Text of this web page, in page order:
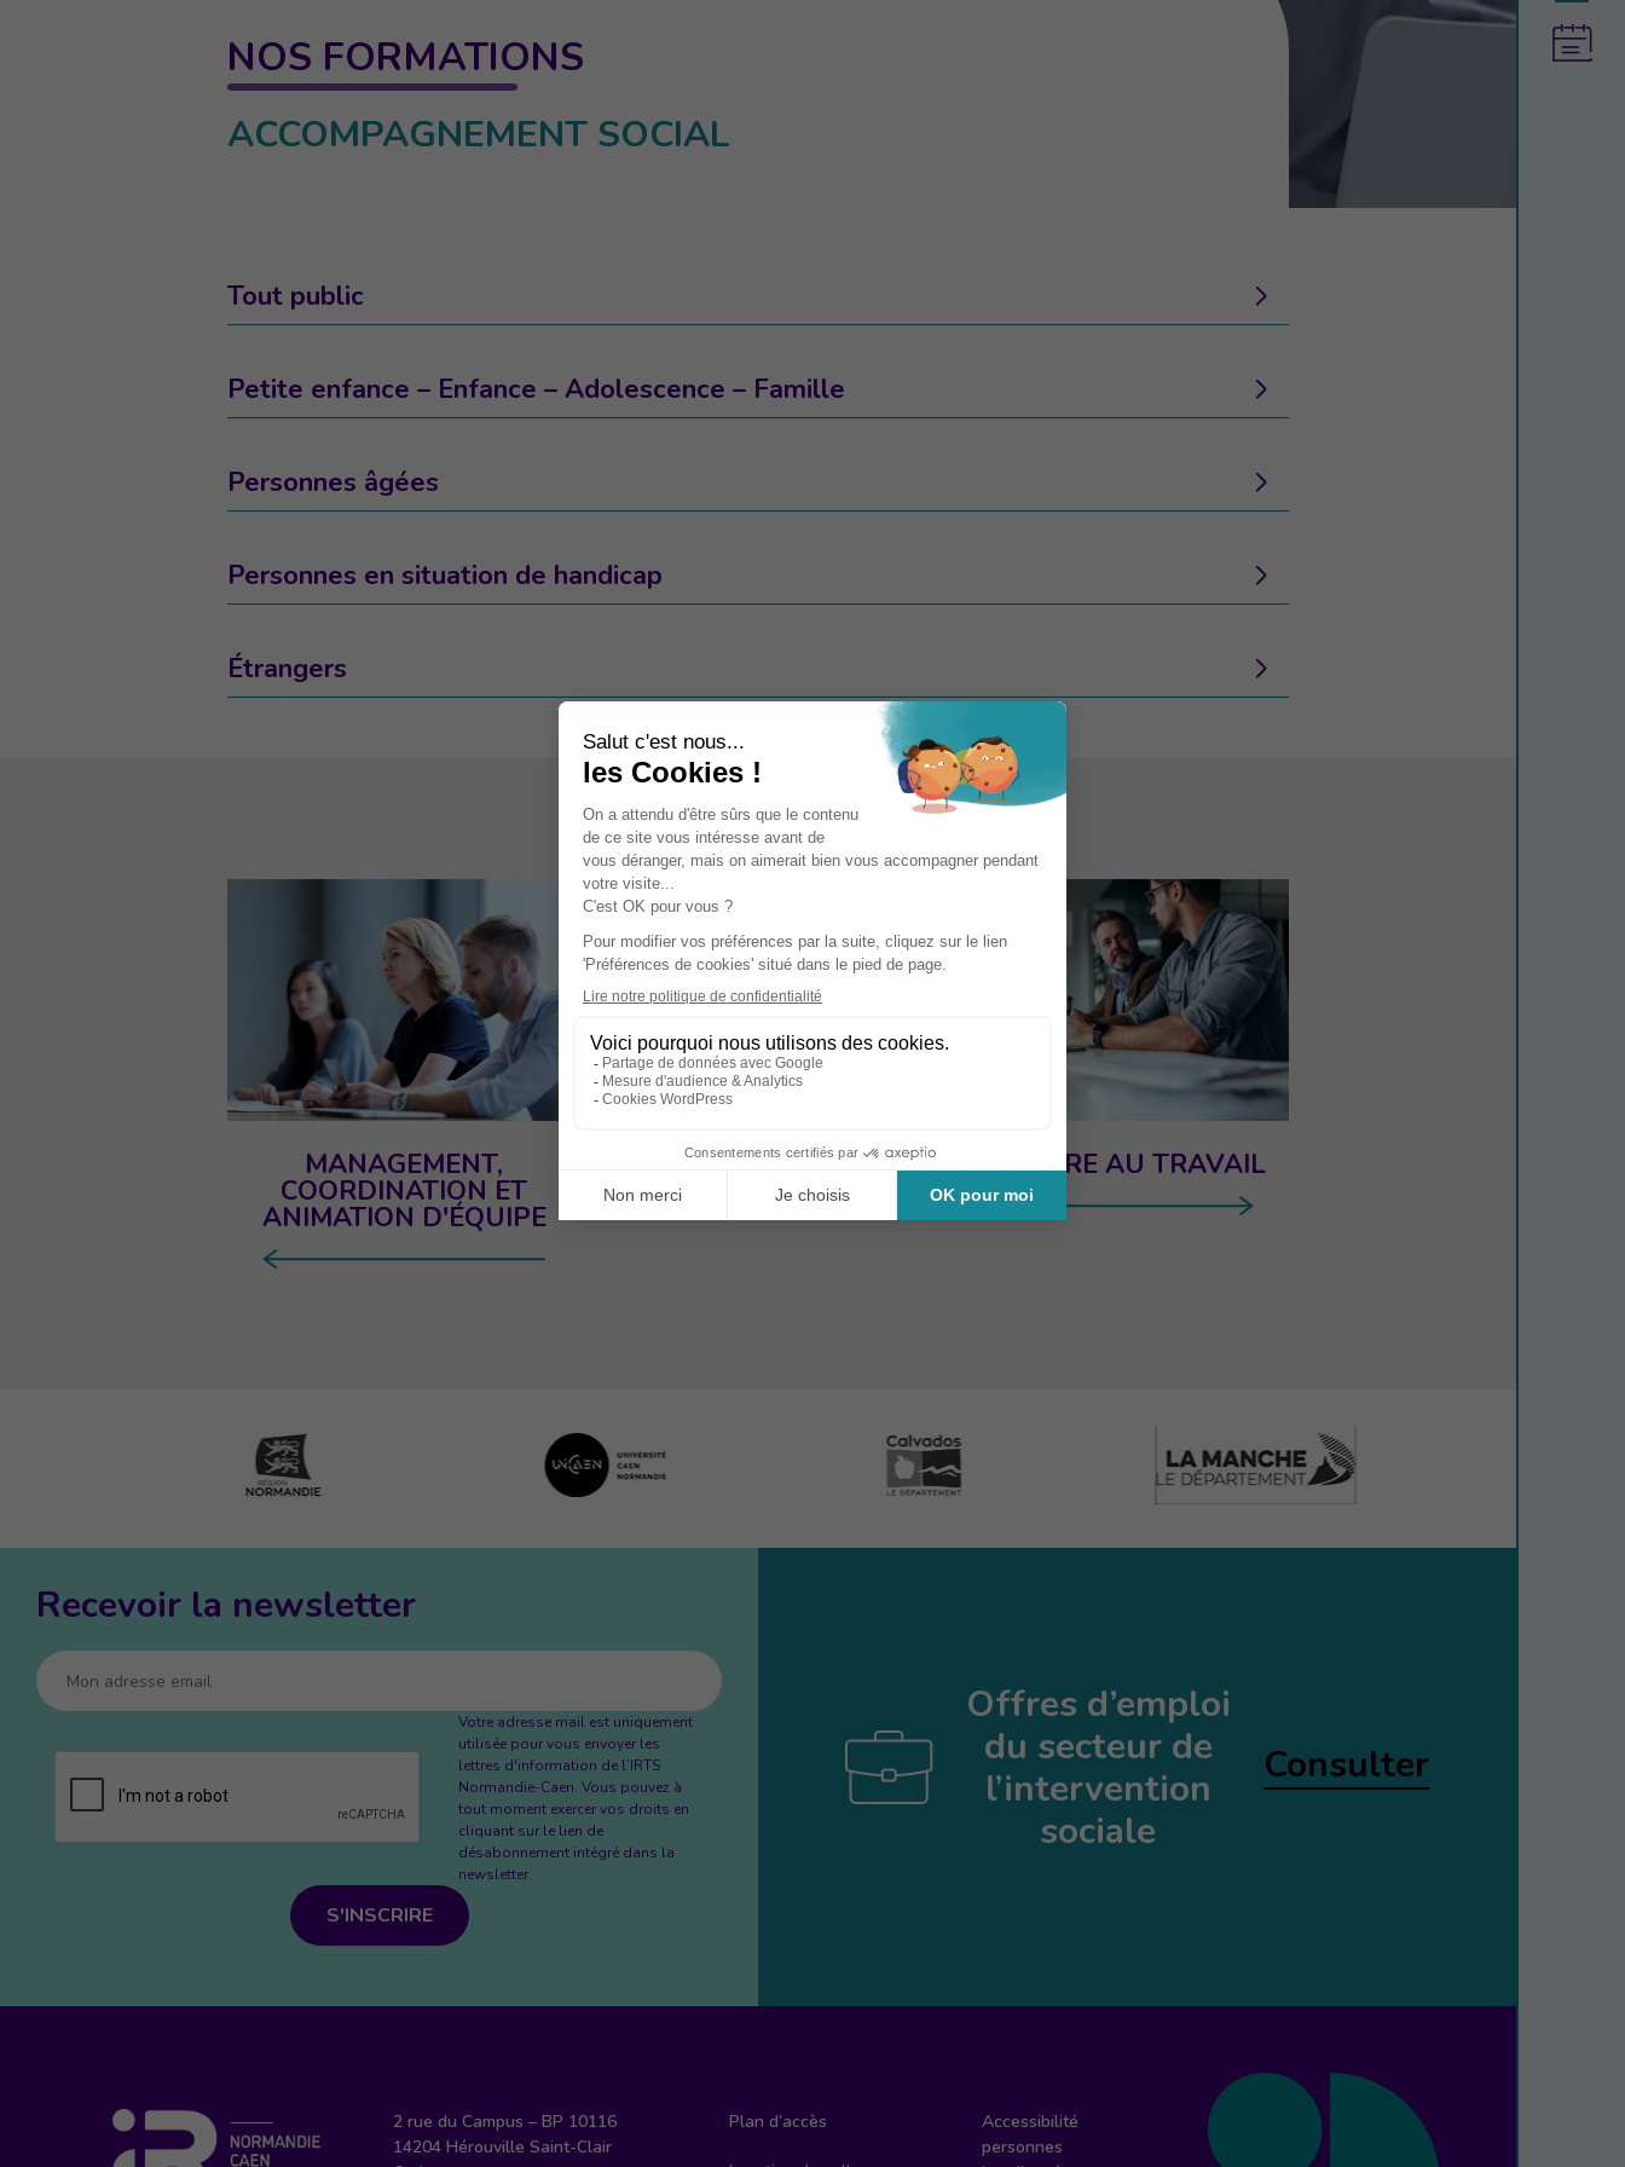
NOS FORMATIONS
ACCOMPAGNEMENT SOCIAL
Tout public
Petite enfance – Enfance – Adolescence – Famille
Personnes âgées
Personnes en situation de handicap
Étrangers
MANAGEMENT,
COORDINATION ET
ANIMATION D'ÉQUIPE
BIEN-ÊTRE AU TRAVAIL
Recevoir la newsletter
Votre adresse mail est uniquement
utilisée pour vous envoyer les
lettres d'information de l’IRTS
Normandie-Caen. Vous pouvez à
tout moment exercer vos droits en
cliquant sur le lien de
désabonnement intégré dans la
newsletter.
S'INSCRIRE
Offres d’emploi
du secteur de
l’intervention
sociale
Consulter
2 rue du Campus – BP 10116
14204 Hérouville Saint-Clair
Plan d’accès
Accessibilité
personnes